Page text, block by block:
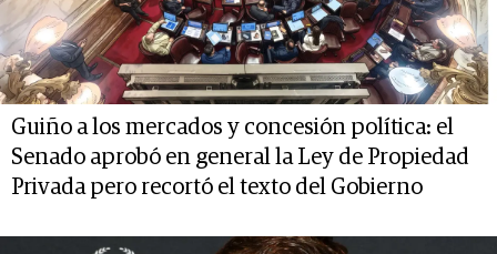
Guiño a los mercados y concesión política: el
Senado aprobó en general la Ley de Propiedad
Privada pero recortó el texto del Gobierno